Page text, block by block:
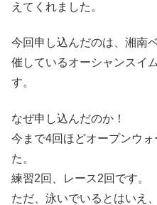
えてくれました。
今回申し込んだのは、湘南
催しているオーシャンスイ
す。
なぜ申し込んだのか！
今まで4回ほどオープンウ
た。
練習2回、レース2回です。
ただ、泳いでいるとはいえ